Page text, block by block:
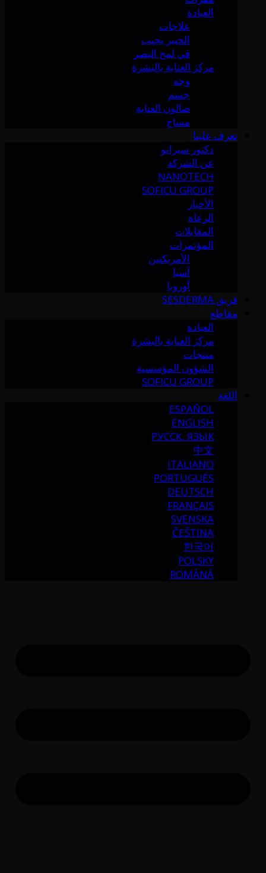
العيادة
علاجات
الخبير يجيب
في لمح البصر
مركز العناية بالبشرة
وجه
جسم
صالون العناية
مساج
تعرف علينا
دكتور سيرانو
عن الشركة
NANOTECH
SOFICU GROUP
الأخبار
الرعاة
المقابلات
المؤتمرات
الأمريكتين
آسيا
أوروبا
فريق SESDERMA
مقاطع
العيادة
مركز العناية بالبشرة
منتجات
الشؤون المؤسسية
SOFICU GROUP
اللغة
ESPAÑOL
ENGLISH
РУССК. ЯЗЫК
中文
ITALIANO
PORTUGUÉS
DEUTSCH
FRANÇAIS
SVENSKA
ČEŠTINA
한국어
POLSKY
ROMÂNĂ